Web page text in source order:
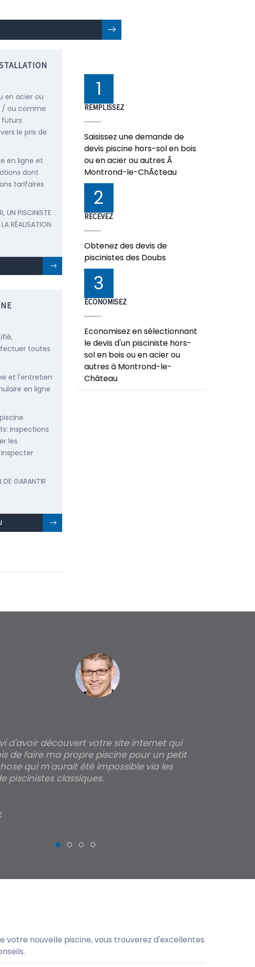
en acier ou
/ ou comme
futurs
le prix de
en ligne et
dont
tarifaires
UN PISCINISTE
RÉALISATION
toutes
et l'entretien
en ligne
inspections
les
DE GARANTIR
1
REMPLISSEZ
Saisissez une demande de
devis piscine hors-sol en bois
ou en acier ou autres Ã
Montrond-le-ChÃ¢teau
2
RECEVEZ
Obtenez des devis de
piscinistes des Doubs
3
ÉCONOMISEZ
Economisez en sélectionnant
le devis d'un pisciniste hors-
sol en bois ou en acier ou
autres à Montrond-le-
Château
d'avoir découvert votre site internet qui
de faire ma propre piscine pour un petit
qui m'aurait été impossible via les
piscinistes classiques.
votre nouvelle piscine, vous trouverez d'excellentes